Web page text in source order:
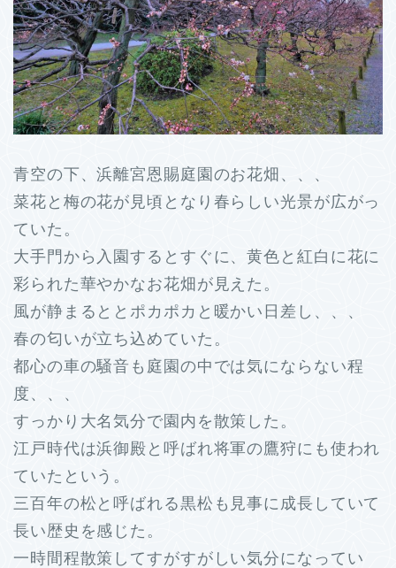
青空の下、浜離宮恩賜庭園のお花畑、、、
菜花と梅の花が見頃となり春らしい光景が広がっ
ていた。
大手門から入園するとすぐに、黄色と紅白に花に
彩られた華やかなお花畑が見えた。
風が静まるととポカポカと暖かい日差し、、、
春の匂いが立ち込めていた。
都心の車の騒音も庭園の中では気にならない程
度、、、
すっかり大名気分で園内を散策した。
江戸時代は浜御殿と呼ばれ将軍の鷹狩にも使われ
ていたという。
三百年の松と呼ばれる黒松も見事に成長していて
長い歴史を感じた。
一時間程散策してすがすがしい気分になってい